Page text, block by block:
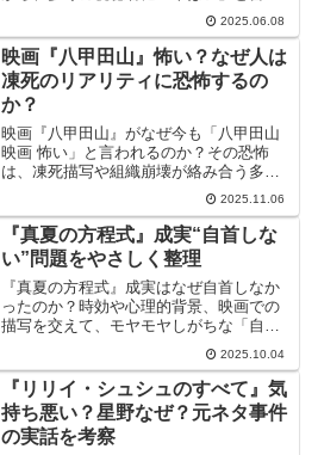
しめる衝撃作です。中でも注目されるの
が、日常と狂気の狭間で展開される「気
まずいシーン」の数々。ときに静かに、
ときに激しく、観る者...
2025.06.08
映画『八甲田山』怖い？なぜ人は
凍死のリアリティに恐怖するの
か？
映画『八甲田山』がなぜ今も「八甲田山
映画 怖い」と言われるのか？その恐怖
は、凍死描写や組織崩壊が絡み合う多層
構造にあります。木村大作の命がけの撮
影秘話、弘前隊と青森隊の史実との違い
を徹底解説し、「八甲田山 映画 怖い」と
感じる真の理由と絶望の本質を解明しま
す。この記事で恐怖の全貌がわかりま
す。
2025.11.06
『真夏の方程式』成実“自首しな
い”問題をやさしく整理
『真夏の方程式』成実はなぜ自首しなか
ったのか？時効や心理的背景、映画での
描写を交えて、モヤモヤしがちな「自首
しない問題」をやさしく整理します。
2025.10.04
『リリイ・シュシュのすべて』気
持ち悪い？星野なぜ？元ネタ事件
の実話を考察